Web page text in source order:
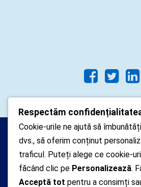
Arhipelago
2024. Toate
Datele cu
colectate pe acest site sunt
Respectăm
Cookie-urile ne ajută să
dvs., să oferim conținut
traficul. Puteți alege ce cookie-
făcând clic pe Personalizează.
Acceptă tot pentru a consimți